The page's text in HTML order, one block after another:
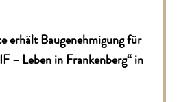
erhält Baugenehmigung für
– Leben in Frankenberg“ in